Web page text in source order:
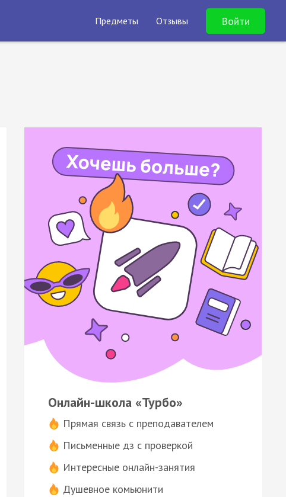
Предметы Отзывы Войти
Онлайн-школа «Турбо»
Прямая связь с преподавателем
Письменные дз с проверкой
Интересные онлайн-занятия
Душевное комьюнити